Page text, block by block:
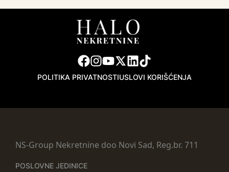
POLITIKA PRIVATNOSTIUSLOVI KORIŠĆENJA
NS-Group Nekretnine doo Novi Sad, Reg.br. 711
POSLOVNE JEDINICE